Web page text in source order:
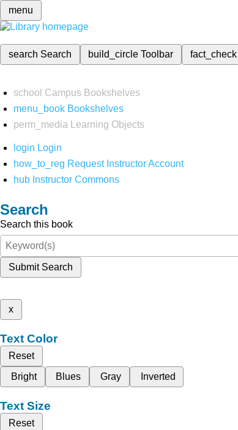
menu
search Search build_circleToolbar fact_check
school Campus Bookshelves
menu_book Bookshelves
perm_media
Learning Objects
login Login
how_to_reg Request Instructor Account
hub Instructor Commons
Search
Search this book
Submit Search
x
Text Color
Reset
Bright
Blues Gray Inverted
Text Size
Reset